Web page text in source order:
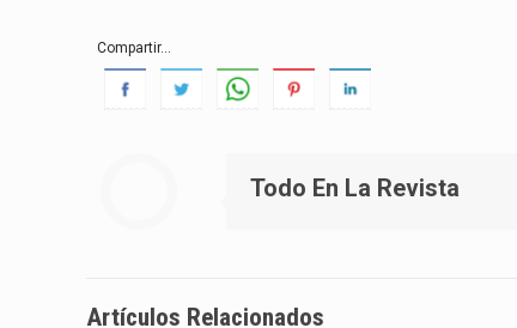
Compartir...
Todo En La Revista
Artículos Relacionados